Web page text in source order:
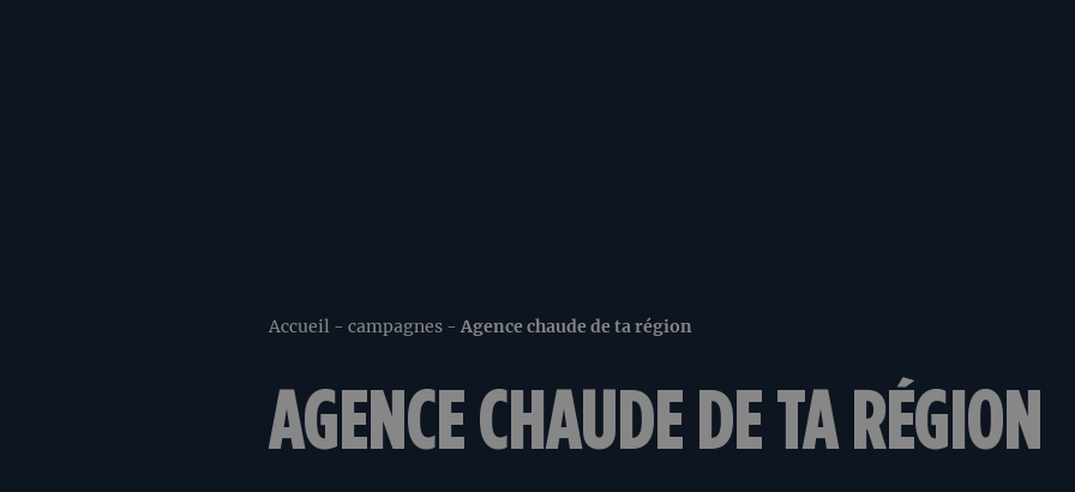
Accueil -campagnes -Agence chaude de ta région
AGENCE CHAUDE DE TA RÉGION